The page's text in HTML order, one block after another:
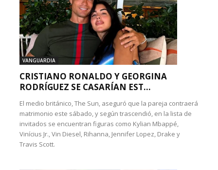
VANGUARDIA
CRISTIANO RONALDO Y GEORGINA
RODRÍGUEZ SE CASARÍAN EST...
El medio británico, The Sun, aseguró que la pareja contraerá
matrimonio este sábado, y según trascendió, en la lista de
invitados se encuentran figuras como Kylian Mbappé,
Vinícius Jr., Vin Diesel, Rihanna, Jennifer Lopez, Drake y
Travis Scott.